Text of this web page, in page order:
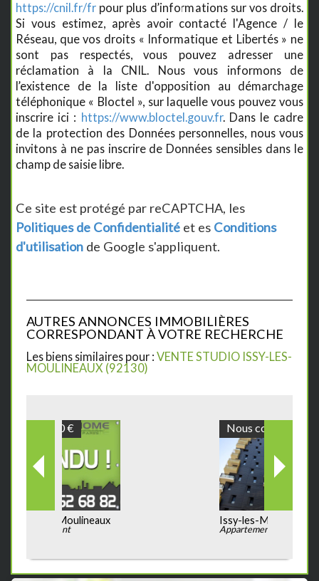
https://cnil.fr/fr pour plus d’informations sur vos droits.
Si vous estimez, après avoir contacté l'Agence / le
Réseau, que vos droits « Informatique et Libertés » ne
sont pas respectés, vous pouvez adresser une
réclamation à la CNIL. Nous vous informons de
l’existence de la liste d'opposition au démarchage
téléphonique « Bloctel », sur laquelle vous pouvez vous
inscrire ici : https://www.bloctel.gouv.fr. Dans le cadre
de la protection des Données personnelles, nous vous
invitons à ne pas inscrire de Données sensibles dans le
champ de saisie libre.
Ce site est protégé par reCAPTCHA, les
Politiques de Confidentialité et es Conditions
d'utilisation de Google s'appliquent.
AUTRES ANNONCES IMMOBILIÈRES
CORRESPONDANT À VOTRE RECHERCHE
Les biens similaires pour : VENTE STUDIO ISSY-LES-
MOULINEAUX (92130)
Nous consulter